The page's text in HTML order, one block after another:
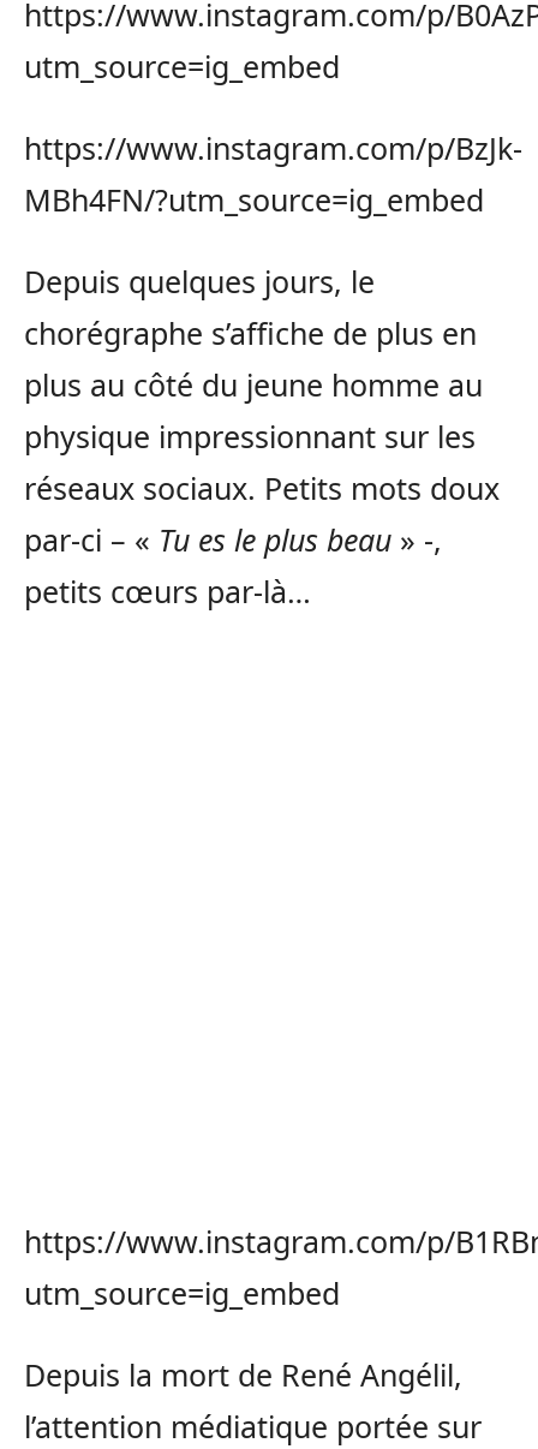
https://www.instagram.com/p/
utm_source=ig_embed
https://www.instagram.com/p/BzJk-
MBh4FN/?utm_source=ig_embed
Depuis quelques jours, le
chorégraphe s’affiche de plus en
plus au côté du jeune homme au
physique impressionnant sur les
réseaux sociaux. Petits mots doux
par-ci – « Tu es le plus beau » -,
petits cœurs par-là…
https://www.instagram.com/p/
utm_source=ig_embed
Depuis la mort de René Angélil,
l’attention médiatique portée sur